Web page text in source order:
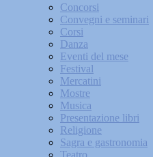
Concorsi
Convegni e seminari
Corsi
Danza
Eventi del mese
Festival
Mercatini
Mostre
Musica
Presentazione libri
Religione
Sagra e gastronomia
Teatro